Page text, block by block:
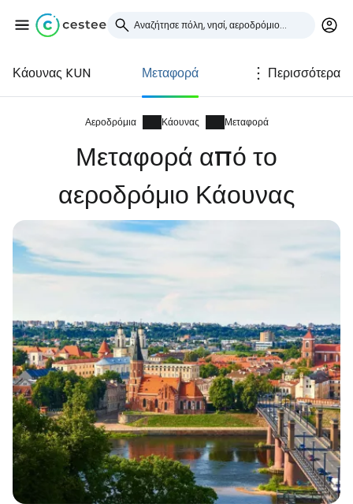
Κάουνας KUN Μεταφορά Περισσότερα
Αεροδρόμια Κάουνας Μεταφορά
Μεταφορά από το
αεροδρόμιο Κάουνας
Συνδεθείτε στο Cestee
... η παγκόσμια ταξιδιωτική κοινότητα
Συνεχίστε με την Google
Συνεχίστε με το Facebook
Συνεχίστε με email